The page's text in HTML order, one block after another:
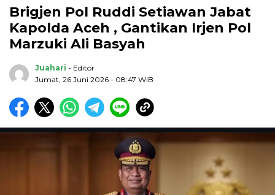
Brigjen Pol Ruddi Setiawan Jabat
Kapolda Aceh , Gantikan Irjen Pol
Marzuki Ali Basyah
Juahari - Editor
Jumat, 26 Juni 2026 - 08:47 WIB